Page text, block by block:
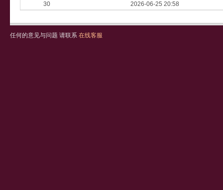
30
2026-06-25 20:58
任何的意见与问题 请联系 在线客服